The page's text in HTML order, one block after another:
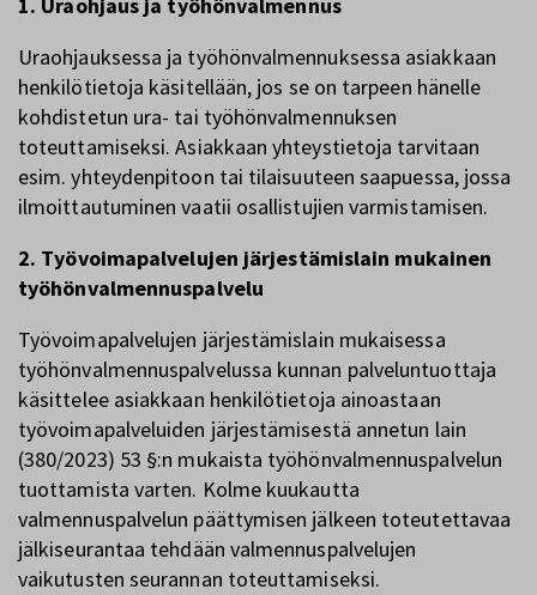
1. Uraohjaus ja työhönvalmennus
Uraohjauksessa ja työhönvalmennuksessa asiakkaan
henkilötietoja käsitellään, jos se on tarpeen hänelle
kohdistetun ura- tai työhönvalmennuksen
toteuttamiseksi. Asiakkaan yhteystietoja tarvitaan
esim. yhteydenpitoon tai tilaisuuteen saapuessa, jossa
ilmoittautuminen vaatii osallistujien varmistamisen.
2. Työvoimapalvelujen järjestämislain mukainen
työhönvalmennuspalvelu
Työvoimapalvelujen järjestämislain mukaisessa
työhönvalmennuspalvelussa kunnan palveluntuottaja
käsittelee asiakkaan henkilötietoja ainoastaan
työvoimapalveluiden järjestämisestä annetun lain
(380/2023) 53 §:n mukaista työhönvalmennuspalvelun
tuottamista varten. Kolme kuukautta
valmennuspalvelun päättymisen jälkeen toteutettavaa
jälkiseurantaa tehdään valmennuspalvelujen
vaikutusten seurannan toteuttamiseksi.